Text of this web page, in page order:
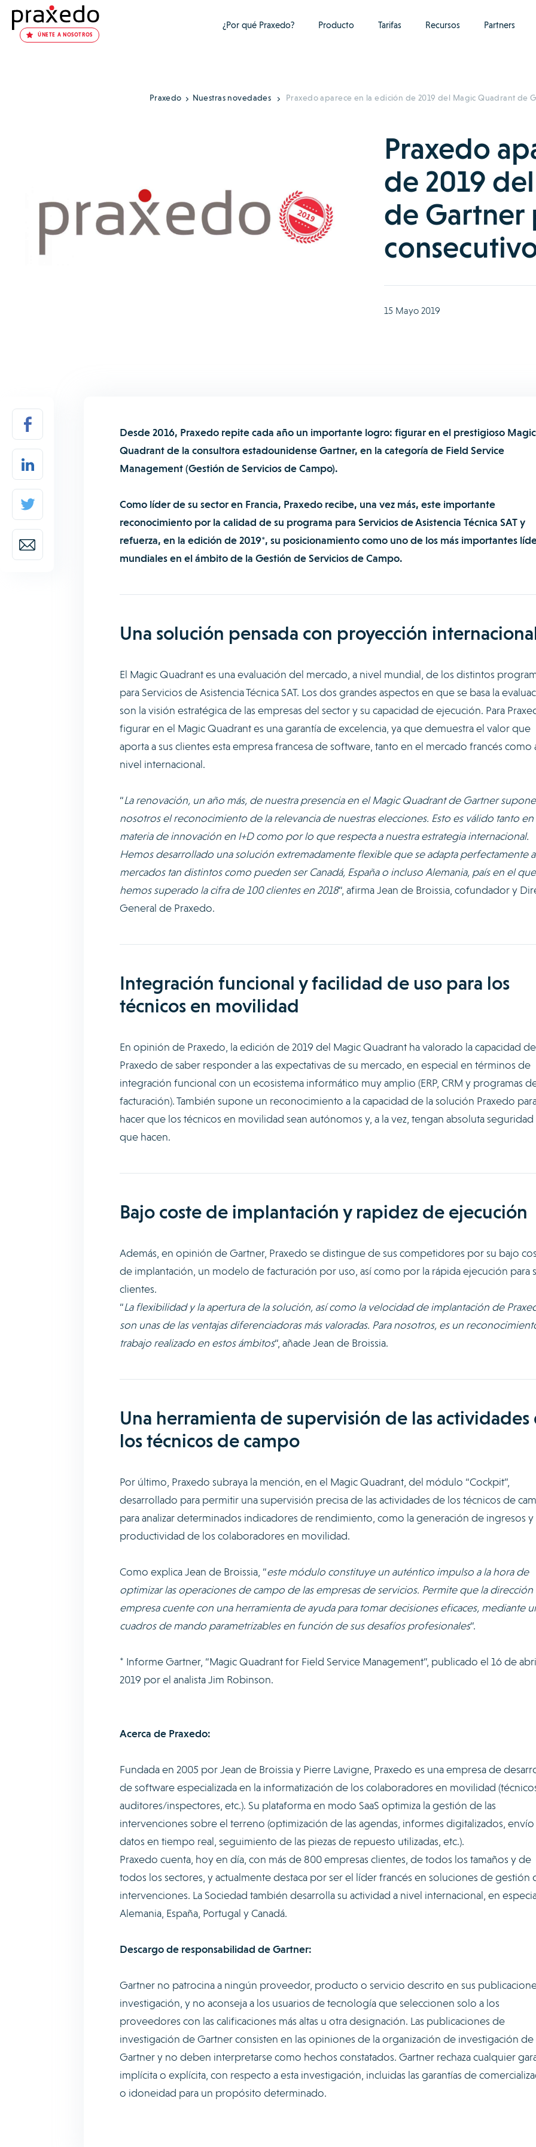
ÚNETE A NOSOTROS
¿Por qué Praxedo? Producto Tarifas Recursos Partners
Praxedo Nuestras novedades Praxedo aparece en la edición de 2019 del Magic Quadrant de
Praxedo
de 2019
de Gartner
15 Mayo 2019
Desde 2016, Praxedo repite cada año un importante logro: figurar en el prestigioso Magic
Quadrant de la consultora estadounidense Gartner, en la categoría de Field Service
Management (Gestión de Servicios de Campo).
Como líder de su sector en Francia, Praxedo recibe, una vez más, este importante
reconocimiento por la calidad de su programa para Servicios de Asistencia Técnica SAT y
refuerza, en la edición de 2019*, su posicionamiento como uno de los más importantes
mundiales en el ámbito de la Gestión de Servicios de Campo.
Una solución pensada con proyección
El Magic Quadrant es una evaluación del mercado, a nivel mundial, de los distintos
para Servicios de Asistencia Técnica SAT. Los dos grandes aspectos en que se basa la
son la visión estratégica de las empresas del sector y su capacidad de ejecución. Para
figurar en el Magic Quadrant es una garantía de excelencia, ya que demuestra el valor que
aporta a sus clientes esta empresa francesa de software, tanto en el mercado francés como
nivel internacional.
“La renovación, un año más, de nuestra presencia en el Magic Quadrant de Gartner
nosotros el reconocimiento de la relevancia de nuestras elecciones. Esto es válido tanto en
materia de innovación en I+D como por lo que respecta a nuestra estrategia internacional.
Hemos desarrollado una solución extremadamente flexible que se adapta perfectamente a
mercados tan distintos como pueden ser Canadá, España o incluso Alemania, país en el que
hemos superado la cifra de 100 clientes en 2018“, afirma Jean de Broissia, cofundador y
General de Praxedo.
Integración funcional y facilidad de uso para los
técnicos en movilidad
En opinión de Praxedo, la edición de 2019 del Magic Quadrant ha valorado la capacidad de
Praxedo de saber responder a las expectativas de su mercado, en especial en términos de
integración funcional con un ecosistema informático muy amplio (ERP, CRM y programas
facturación). También supone un reconocimiento a la capacidad de la solución Praxedo
hacer que los técnicos en movilidad sean autónomos y, a la vez, tengan absoluta
que hacen.
Bajo coste de implantación y rapidez de ejecución
Además, en opinión de Gartner, Praxedo se distingue de sus competidores por su bajo
de implantación, un modelo de facturación por uso, así como por la rápida ejecución para
clientes.
“La flexibilidad y la apertura de la solución, así como la velocidad de implantación de
son unas de las ventajas diferenciadoras más valoradas. Para nosotros, es un
trabajo realizado en estos ámbitos“, añade Jean de Broissia.
Una herramienta de supervisión de las actividades
los técnicos de campo
Por último, Praxedo subraya la mención, en el Magic Quadrant, del módulo “Cockpit”,
desarrollado para permitir una supervisión precisa de las actividades de los técnicos de
para analizar determinados indicadores de rendimiento, como la generación de ingresos y
productividad de los colaboradores en movilidad.
Como explica Jean de Broissia, “este módulo constituye un auténtico impulso a la hora de
optimizar las operaciones de campo de las empresas de servicios. Permite que la dirección
empresa cuente con una herramienta de ayuda para tomar decisiones eficaces, mediante
cuadros de mando parametrizables en función de sus desafíos profesionales“.
* Informe Gartner, “Magic Quadrant for Field Service Management”, publicado el 16 de
2019 por el analista Jim Robinson.
Acerca de Praxedo:
Fundada en 2005 por Jean de Broissia y Pierre Lavigne, Praxedo es una empresa de
de software especializada en la informatización de los colaboradores en movilidad
auditores/inspectores, etc.). Su plataforma en modo SaaS optimiza la gestión de las
intervenciones sobre el terreno (optimización de las agendas, informes digitalizados,
datos en tiempo real, seguimiento de las piezas de repuesto utilizadas, etc.).
Praxedo cuenta, hoy en día, con más de 800 empresas clientes, de todos los tamaños y de
todos los sectores, y actualmente destaca por ser el líder francés en soluciones de gestión
intervenciones. La Sociedad también desarrolla su actividad a nivel internacional, en
Alemania, España, Portugal y Canadá.
Descargo de responsabilidad de Gartner:
Gartner no patrocina a ningún proveedor, producto o servicio descrito en sus
investigación, y no aconseja a los usuarios de tecnología que seleccionen solo a los
proveedores con las calificaciones más altas u otra designación. Las publicaciones de
investigación de Gartner consisten en las opiniones de la organización de investigación de
Gartner y no deben interpretarse como hechos constatados. Gartner rechaza cualquier
implícita o explícita, con respecto a esta investigación, incluidas las garantías de
o idoneidad para un propósito determinado.